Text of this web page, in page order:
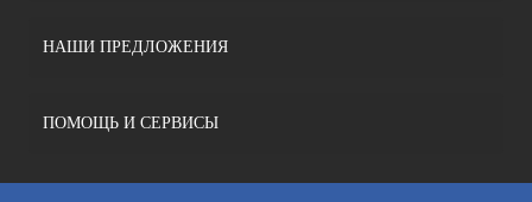
НАШИ ПРЕДЛОЖЕНИЯ
ПОМОЩЬ И СЕРВИСЫ